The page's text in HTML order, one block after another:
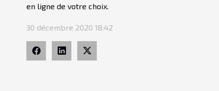
en ligne de votre choix.
30 décembre 2020 18:42